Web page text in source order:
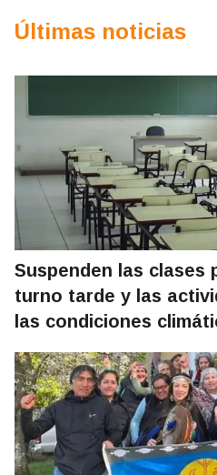
Últimas noticias
Suspenden las clases
turno tarde y las
las condiciones